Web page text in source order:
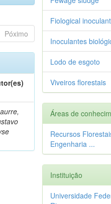
Póximo
Fiological
Inoculantes
Lodo de esgoto
Viveiros florestais
Áreas de
Recursos
Engenharia ...
Instituição
Universidade